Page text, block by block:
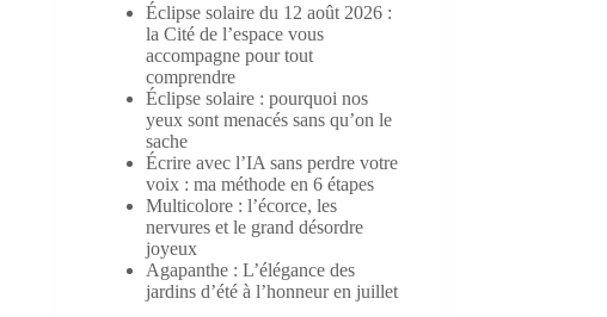
Éclipse solaire du 12 août 2026 :
la Cité de l’espace vous
accompagne pour tout
comprendre
Éclipse solaire : pourquoi nos
yeux sont menacés sans qu’on le
sache
Écrire avec l’IA sans perdre votre
voix : ma méthode en 6 étapes
Multicolore : l’écorce, les
nervures et le grand désordre
joyeux
Agapanthe : L’élégance des
jardins d’été à l’honneur en juillet